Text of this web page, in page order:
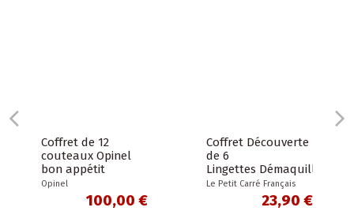
Coffret de 12
couteaux Opinel
bon appétit
mandarine manche
en charme
Opinel
100,00 €
Coffret Découverte
de 6
Lingettes Démaquillantes
Réutilisables
Le Petit Carré Français
23,90 €